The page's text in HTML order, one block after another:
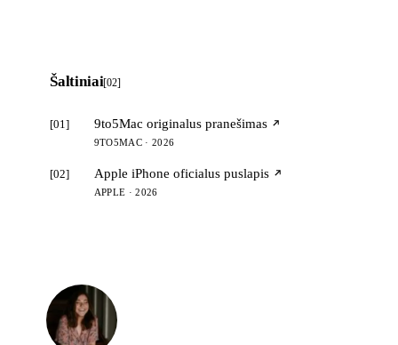
Šaltiniai[02]
[01] 9to5Mac originalus pranešimas
9TO5MAC · 2026
[02] Apple iPhone oficialus puslapis
APPLE · 2026